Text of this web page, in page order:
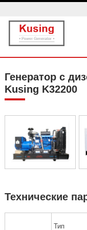
Генератор с
Kusing K32200
Технические
Тип